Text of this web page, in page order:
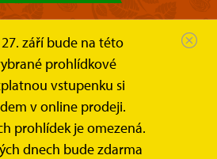
září bude na této
prohlídkové
vstupenku si
v online prodeji.
prohlídek je omezená.
dnech bude zdarma
Kostýmové prohlídky
prohlídky
nabízí návštěvníkům kzapůjčení na